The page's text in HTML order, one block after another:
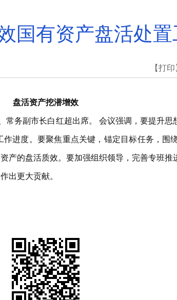
国有资产盘活处
【打印
盘活资产挖潜增效
务副市长白红超出席。 会议强调，要提升思
进度。要聚焦重点关键，锚定目标任务，围
产的盘活质效。要加强组织领导，完善专班
出更大贡献。